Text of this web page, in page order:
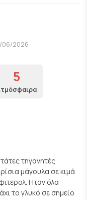
06/2026
5
τηγανητές
μάγουλα σε κιμά
Ηταν όλα
το γλυκό σε σημείο